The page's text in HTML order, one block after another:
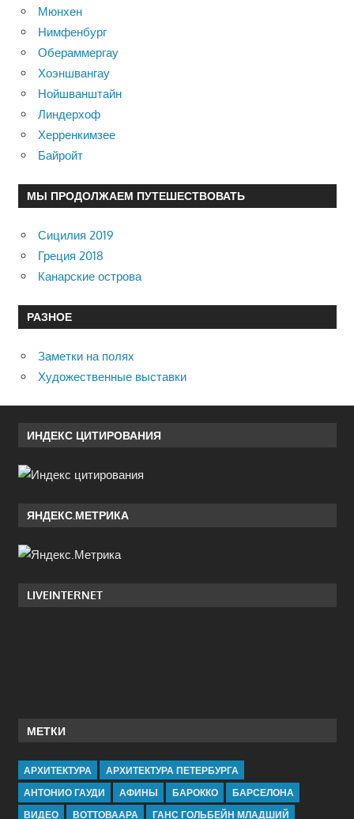
Мюнхен
Нимфенбург
Обераммергау
Хоэншвангау
Нойшванштайн
Линдерхоф
Херренкимзее
Байройт
МЫ ПРОДОЛЖАЕМ ПУТЕШЕСТВОВАТЬ
Сицилия 2019
Греция 2018
Канарские острова
РАЗНОЕ
Заметки на полях
Художественные выставки
ИНДЕКС ЦИТИРОВАНИЯ
ЯНДЕКС.МЕТРИКА
LIVEINTERNET
МЕТКИ
АРХИТЕКТУРА
АРХИТЕКТУРА ПЕТЕРБУРГА
АНТОНИО ГАУДИ
АФИНЫ БАРОККО
БАРСЕЛОНА
ВИДЕО
ВОТТОВААРА ГАНС ГОЛЬБЕЙН МЛАДШИЙ